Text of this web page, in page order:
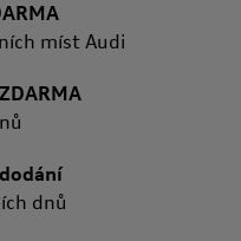
míst Audi
dnů